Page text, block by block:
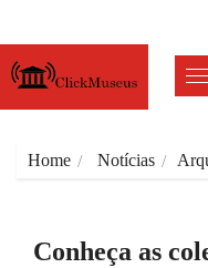
Home Notícias
Conheça as